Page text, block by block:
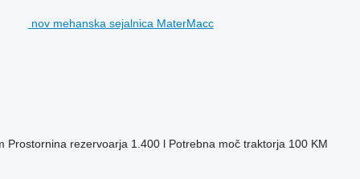
nov mehanska sejalnica MaterMacc
Prostornina rezervoarja 1.400 l Potrebna moč traktorja 100 KM